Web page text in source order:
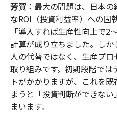
芳賀 ：最大の問題は、日本
なROI（投資利益率）への固
「導入すれば生産性向上で2
計算が成り立ちました。しか
人の代替ではなく、生産プ
取り組みです。初期段階で
トがかかりますが、これを
まうと「投資判断ができな
まいます。